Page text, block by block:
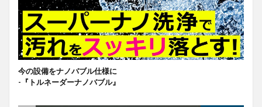
今の設備をナノバブル仕様に
-『トルネーダーナノバブル』